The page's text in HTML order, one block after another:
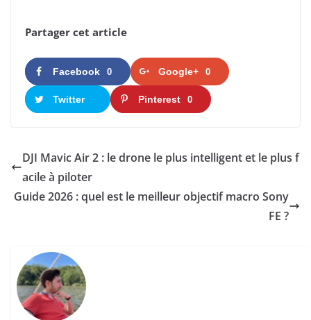
Partager cet article
Facebook 0 Google+ 0
Twitter Pinterest 0
DJI Mavic Air 2 : le drone le plus intelligent et le plus f
acile à piloter
Guide 2026 : quel est le meilleur objectif macro Sony
FE ?